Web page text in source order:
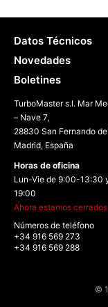
Datos Técnicos
Novedades
Boletines
TurboMaster s.l. Mar
– Nave 7,
28830 San Fernando
Madrid, España
Horas de oficina
Lun-Vie de 9:00-13:30
19:00
Ahora estamos cerrados
Números de teléfono
+34 916 569 273
+34 916 569 288
©